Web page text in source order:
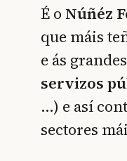
É o Núñéz
que máis
e ás
servizos
…) e así
sectores